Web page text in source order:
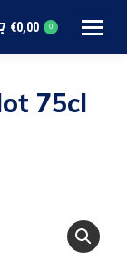
€0,00 0
75cl